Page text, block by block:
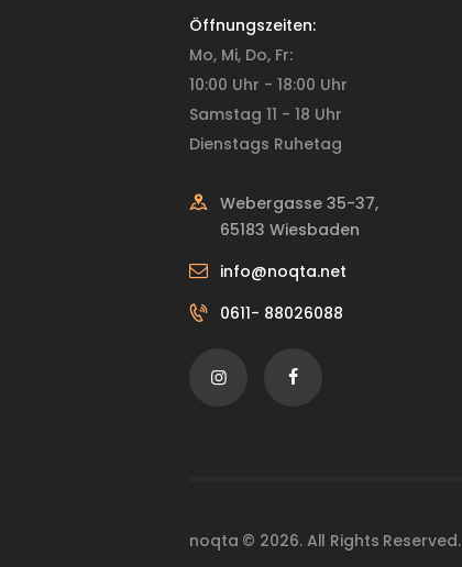
Öffnungszeiten:
Mo, Mi, Do, Fr:
10:00 Uhr - 18:00 Uhr
Samstag 11 - 18 Uhr
Dienstags Ruhetag
Webergasse 35-37,
65183 Wiesbaden
info@noqta.net
0611- 88026088
noqta © 2026. All Rights Reserved.